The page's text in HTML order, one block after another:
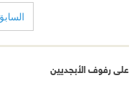
على رفوف الأبجديين